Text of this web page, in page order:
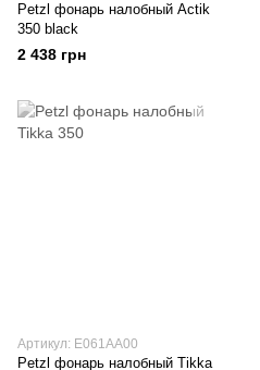
Petzl фонарь налобный Actik
350 black
2 438 грн
Артикул: E061AA00
Petzl фонарь налобный Tikka